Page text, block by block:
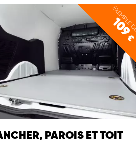
109
€
PAROIS ET TOIT